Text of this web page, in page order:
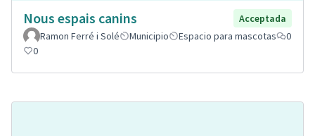
Nous espais canins
Acceptada
Ramon Ferré i Solé
Municipio Espacio para mascotas
0
0